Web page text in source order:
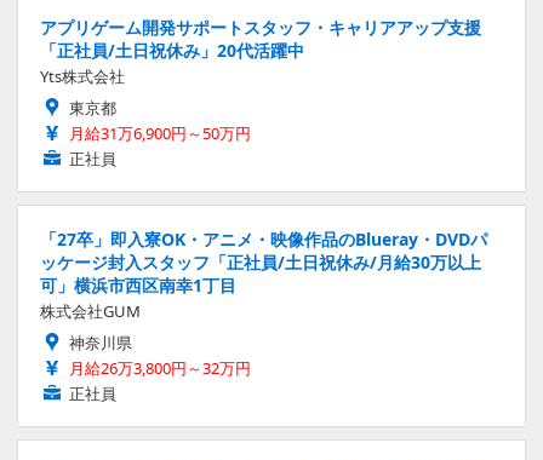
アプリゲーム開発サポートスタッフ・キャリアアップ支援
「正社員/土日祝休み」20代活躍中
Yts株式会社
東京都
月給31万6,900円～50万円
正社員
「27卒」即入寮OK・アニメ・映像作品のBlueray・DVDパ
ッケージ封入スタッフ「正社員/土日祝休み/月給30万以上
可」横浜市西区南幸1丁目
株式会社GUM
神奈川県
月給26万3,800円～32万円
正社員